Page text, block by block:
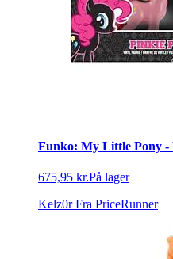
Funko: My Little Pony -
675,95 kr.På lager
Kelz0r Fra PriceRunner